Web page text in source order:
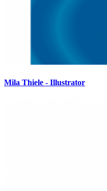
Mila Thiele - Illustrator